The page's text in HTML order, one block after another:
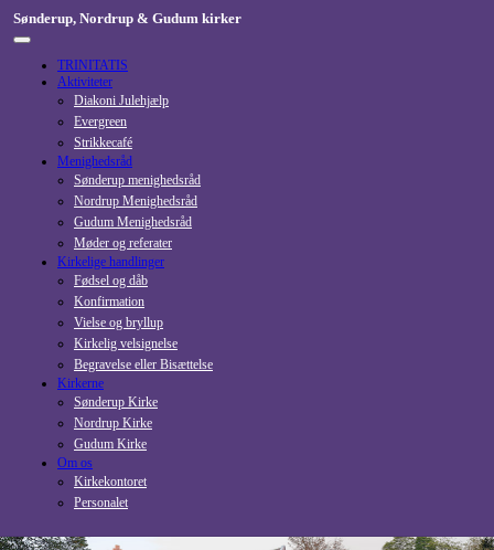
content
Sønderup, Nordrup & Gudum kirker
TRINITATIS
Aktiviteter
Diakoni Julehjælp
Evergreen
Strikkecafé
Menighedsråd
Sønderup menighedsråd
Nordrup Menighedsråd
Gudum Menighedsråd
Møder og referater
Kirkelige handlinger
Fødsel og dåb
Konfirmation
Vielse og bryllup
Kirkelig velsignelse
Begravelse eller Bisættelse
Kirkerne
Sønderup Kirke
Nordrup Kirke
Gudum Kirke
Om os
Kirkekontoret
Personalet